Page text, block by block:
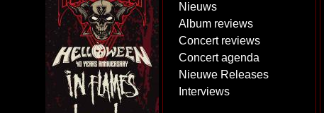
Nieuws
Album reviews
Concert reviews
Concert agenda
Nieuwe Releases
Interviews